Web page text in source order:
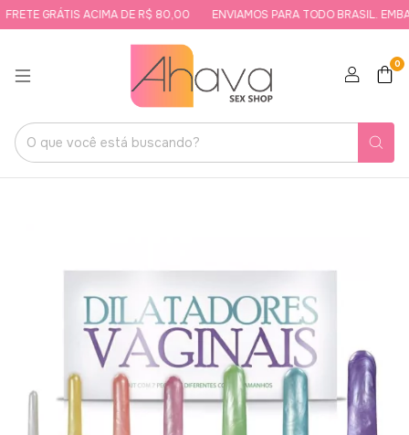
GRÁTIS ACIMA DE R$ 80,00 ENVIAMOS PARA TODO BRASIL.
0